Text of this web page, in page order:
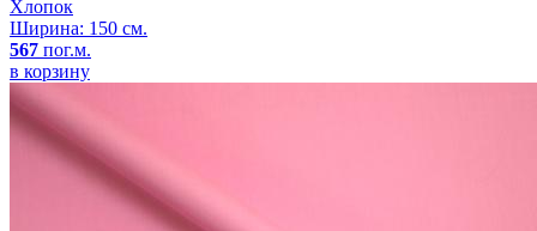
Хлопок
Ширина: 150 см.
567 пог.м.
в корзину